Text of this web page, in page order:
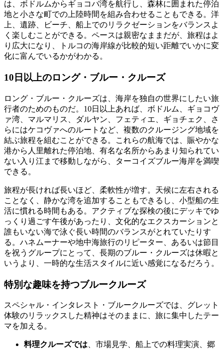
は、ボドルムからギョコバ湾を航行し、森林に囲まれた停泊
地と小さな町での上陸時間を組み合わせることもできる。洋
上、遺跡、ビーチ、船上でのリラクゼーションをバランスよ
く楽しむことができる。ペースは親密なままだが、旅程はよ
り広大になり、トルコの海岸線が比較的短い距離でいかに変
化に富んでいるかがわかる。
10日以上のロング・ブルー・クルーズ
ロング・ブルー・クルーズは、海岸を独自の世界にしたい旅
行者のためのものだ。10日以上あれば、ボドルム、ギョコヴ
ァ湾、マルマリス、ダルヤン、フェティエ、ギョチェク、さ
らにはケコヴァへのルートなど、複数のクルージング地域を
結ぶ旅程を組むことができる。これらの航海では、賑やかな
港から人里離れた停泊地、有名な名所からあまり知られてい
ない入り江まで移動しながら、ターコイズブルー海岸を満喫
できる。
旅程が長ければ長いほど、柔軟性が増す。天候に左右される
ことなく、静かな湾を追加することもできるし、小型船の生
活に慣れる時間もある。アクティブな探検の後にデッキでゆ
っくり過ごす午後があったり、文化的なエクスカーションと
誰もいない海で泳ぐ長い時間のバランスがとれていたりす
る。ハネムーナーや地中海旅行のリピーター、あるいは節目
を祝うグループにとって、長期のブルー・クルーズは休暇と
いうより、一時的な生活スタイルに近い感覚になるだろう。
特別な趣味を持つブルークルーズ
スペシャル・インタレスト・ブルークルーズでは、グレット
体験のリラックスした精神はそのままに、旅に集中したテー
マを加える。
料理クルーズでは 、市場見学、船上での料理実演、郷